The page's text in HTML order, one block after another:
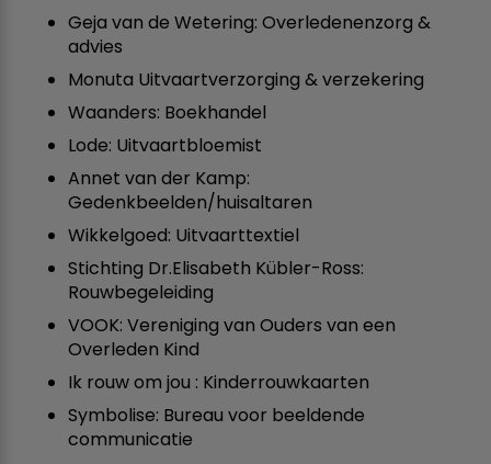
Geja van de Wetering: Overledenenzorg &
advies
Monuta Uitvaartverzorging & verzekering
Waanders: Boekhandel
Lode: Uitvaartbloemist
Annet van der Kamp:
Gedenkbeelden/huisaltaren
Wikkelgoed: Uitvaarttextiel
Stichting Dr.Elisabeth Kübler-Ross:
Rouwbegeleiding
VOOK: Vereniging van Ouders van een
Overleden Kind
Ik rouw om jou : Kinderrouwkaarten
Symbolise: Bureau voor beeldende
communicatie